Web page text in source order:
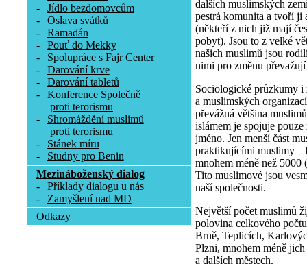
-
Jídlo bezdomovcům
-
Oslava svátků
-
Ramadán
-
Pouť do Mekky
-
Spolupráce s Fajr Center
-
Darování krve
-
Darování tabletů
-
Konference Společně
proti terorismu
-
Shromáždění muslimů
proti terorismu
-
Stánek míru
-
Studny pro Benin
Mezináboženský dialog
-
Příklady dialogu u nás
-
Zamyšlení nad MD
Odkazy
dalších muslimských
pestrá komunita a tvoří ji
(někteří z nich již mají
pobyt). Jsou to z velké
našich muslimů jsou
nimi pro změnu převažují
Sociologické průzkumy i
a muslimských
převážná většina
islámem je spojuje
jméno. Jen menší část
praktikujícími muslimy –
mnohem méně než
Tito muslimové jsou
naší společnosti.
Největší počet muslimů
polovina celkového
Brně, Teplicích,
Plzni, mnohem méně
a dalších městech.